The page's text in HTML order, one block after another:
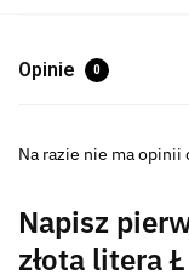
Opinie 0
Na razie nie ma opinii
Napisz
złota litera